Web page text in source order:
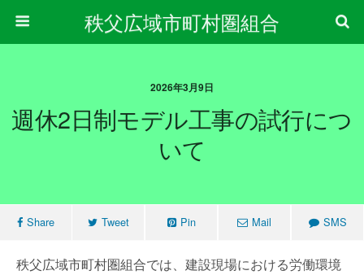
秩父広域市町村圏組合
2026年3月9日
週休2日制モデル工事の試行につ
いて
Share Tweet Pin Mail SMS
秩父広域市町村圏組合では、建設現場における労働環境